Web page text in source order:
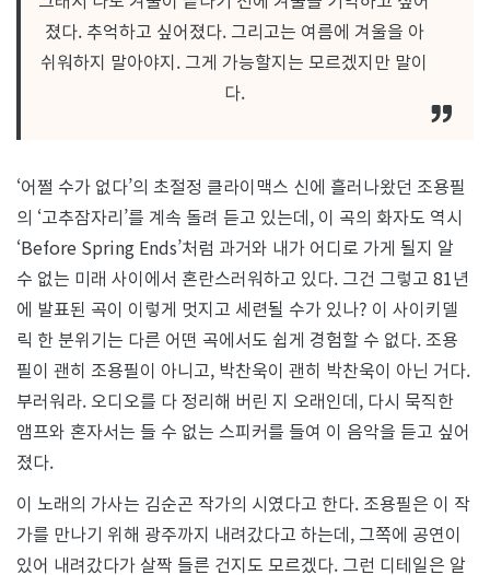
졌다. 추억하고 싶어졌다. 그리고는 여름에 겨울을 아
쉬워하지 말아야지. 그게 가능할지는 모르겠지만 말이
다.
‘어쩔 수가 없다’의 초절정 클라이맥스 신에 흘러나왔던 조용필
의 ‘고추잠자리’를 계속 돌려 듣고 있는데, 이 곡의 화자도 역시
‘Before Spring Ends’처럼 과거와 내가 어디로 가게 될지 알
수 없는 미래 사이에서 혼란스러워하고 있다. 그건 그렇고 81년
에 발표된 곡이 이렇게 멋지고 세련될 수가 있나? 이 사이키델
릭 한 분위기는 다른 어떤 곡에서도 쉽게 경험할 수 없다. 조용
필이 괜히 조용필이 아니고, 박찬욱이 괜히 박찬욱이 아닌 거다.
부러워라. 오디오를 다 정리해 버린 지 오래인데, 다시 묵직한
앰프와 혼자서는 들 수 없는 스피커를 들여 이 음악을 듣고 싶어
졌다.
이 노래의 가사는 김순곤 작가의 시였다고 한다. 조용필은 이 작
가를 만나기 위해 광주까지 내려갔다고 하는데, 그쪽에 공연이
있어 내려갔다가 살짝 들른 건지도 모르겠다. 그런 디테일은 알